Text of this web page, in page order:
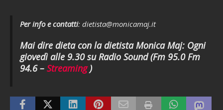
Per info e contatti: dietista@monicamaj.it
Mai dire dieta con la dietista Monica Maj: Ogni
giovedì alle 9.30 su Radio Sound (Fm 95.0 Fm
94.6 – Streaming)